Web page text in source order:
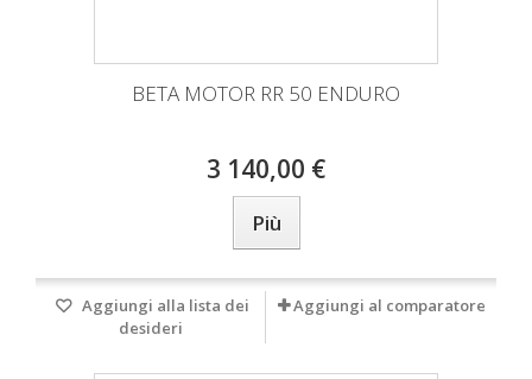
BETA MOTOR RR 50 ENDURO
3 140,00 €
Più
Aggiungi alla lista dei
desideri
Aggiungi al comparatore